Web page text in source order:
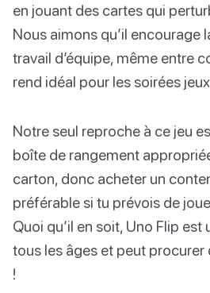
en jouant des cartes qui
Nous aimons qu’il encourage
travail d’équipe, même entre
rend idéal pour les soirées
Notre seul reproche à ce jeu
boîte de rangement
carton, donc acheter un
préférable si tu prévois de
Quoi qu’il en soit, Uno Flip
tous les âges et peut procurer
!